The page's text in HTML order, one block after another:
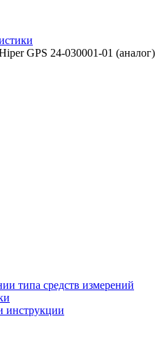
GPS 24-030001-01
типа средств измерений
инструкции